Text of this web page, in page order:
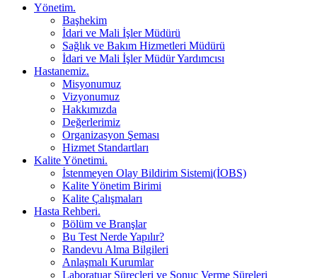
Yönetim.
Başhekim
İdari ve Mali İşler Müdürü
Sağlık ve Bakım Hizmetleri Müdürü
İdari ve Mali İşler Müdür Yardımcısı
Hastanemiz.
Misyonumuz
Vizyonumuz
Hakkımızda
Değerlerimiz
Organizasyon Şeması
Hizmet Standartları
Kalite Yönetimi.
İstenmeyen Olay Bildirim Sistemi(İOBS)
Kalite Yönetim Birimi
Kalite Çalışmaları
Hasta Rehberi.
Bölüm ve Branşlar
Bu Test Nerde Yapılır?
Randevu Alma Bilgileri
Anlaşmalı Kurumlar
Laboratuar Süreçleri ve Sonuç Verme Süreleri